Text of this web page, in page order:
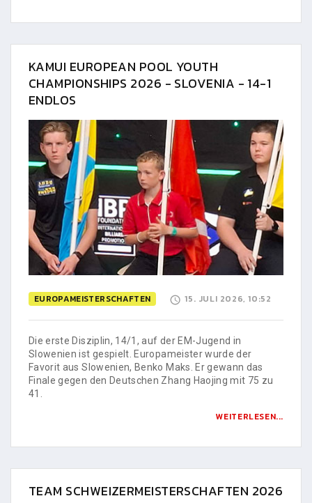
KAMUI EUROPEAN POOL YOUTH
CHAMPIONSHIPS 2026 - SLOVENIA - 14-1
ENDLOS
EUROPAMEISTERSCHAFTEN 15. JULI 2026, 10:52
Die erste Disziplin, 14/1, auf der EM-Jugend in
Slowenien ist gespielt. Europameister wurde der
Favorit aus Slowenien, Benko Maks. Er gewann das
Finale gegen den Deutschen Zhang Haojing mit 75 zu
41.
WEITERLESEN...
TEAM SCHWEIZERMEISTERSCHAFTEN 2026